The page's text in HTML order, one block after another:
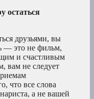
остаться
друзьями, вы
— это не фильм,
и счастливым
вам не следует
что все слова
а не вашей